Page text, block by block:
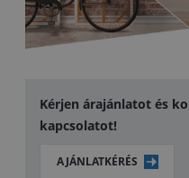
Kérjen árajánlatot és
kapcsolatot!
AJÁNLATKÉRÉS